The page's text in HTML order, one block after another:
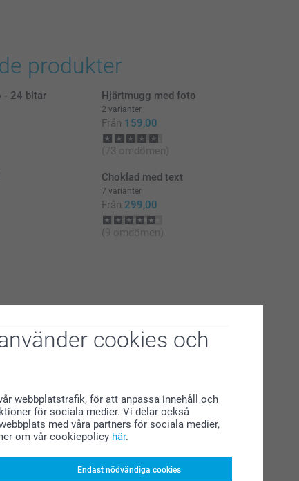
cookies och
webbplatstrafik, för att anpassa innehåll och
för sociala medier. Vi delar också
med våra partners för sociala medier,
om vår cookiepolicy här.
Endast nödvändiga cookies
produkter
- 24 bitar
Hjärtmugg med foto
2 varianter
Från 159,00
(73 omdömen)
Choklad med text
7 varianter
Från 299,00
(9 omdömen)